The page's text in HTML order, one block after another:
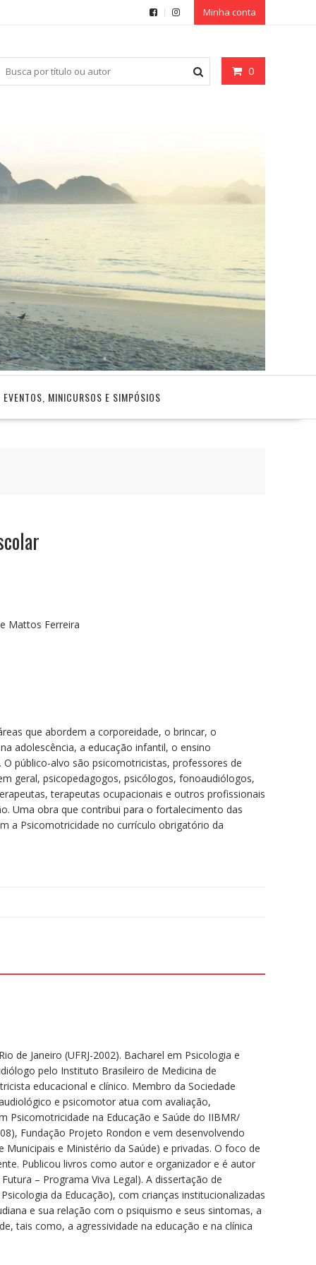
Minha conta
0
EVENTOS, MINICURSOS E SIMPÓSIOS
Mattos Ferreira
que abordem a corporeidade, o brincar, o
adolescência, a educação infantil, o ensino
público-alvo são psicomotricistas, professores de
geral, psicopedagogos, psicólogos, fonoaudiólogos,
terapeutas ocupacionais e outros profissionais
Uma obra que contribui para o fortalecimento das
a Psicomotricidade no currículo obrigatório da
de Janeiro (UFRJ-2002). Bacharel em Psicologia e
pelo Instituto Brasileiro de Medicina de
educacional e clínico. Membro da Sociedade
e psicomotor atua com avaliação,
na Educação e Saúde do IIBMR/
Fundação Projeto Rondon e vem desenvolvendo
e Ministério da Saúde) e privadas. O foco de
Publicou livros como autor e organizador e é autor
– Programa Viva Legal). A dissertação de
da Educação), com crianças institucionalizadas
e sua relação com o psiquismo e seus sintomas, a
tais como, a agressividade na educação e na clínica